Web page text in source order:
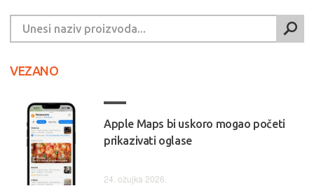
VEZANO
Apple Maps bi uskoro mogao početi
prikazivati oglase
24. ožujka 2026.